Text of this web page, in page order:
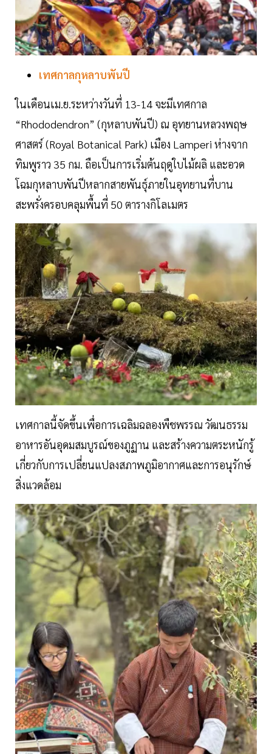
เทศกาลกุหลาบพันปี
ในเดือนเม.ย.ระหว่างวันที่ 13-14 จะมีเทศกาล
“Rhododendron” (กุหลาบพันปี) ณ อุทยานหลวงพฤษ
ศาสตร์ (Royal Botanical Park) เมือง Lamperi ห่างจาก
ทิมพูราว 35 กม. ถือเป็นการเริ่มต้นฤดูใบไม้ผลิ และอวด
โฉมกุหลาบพันปีหลากสายพันธุ์ภายในอุทยานที่บาน
สะพรั่งครอบคลุมพื้นที่ 50 ตารางกิโลเมตร
เทศกาลนี้จัดขึ้นเพื่อการเฉลิมฉลองพืชพรรณ วัฒนธรรม
อาหารอันอุดมสมบูรณ์ของภูฏาน และสร้างความตระหนักรู้
เกี่ยวกับการเปลี่ยนแปลงสภาพภูมิอากาศและการอนุรักษ์
สิ่งแวดล้อม